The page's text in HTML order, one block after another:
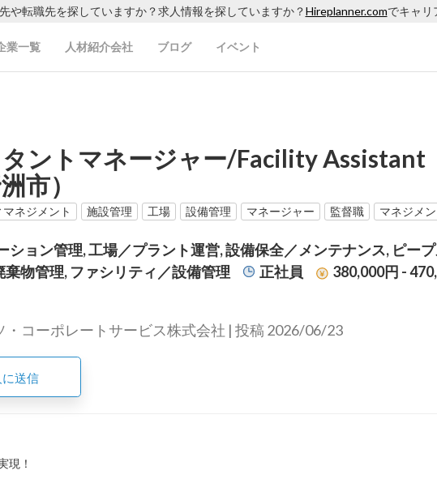
や転職先を探していますか？求人情報を探していますか？Hireplanner.comでキャリ
業一覧 人材紹介会社 ブログ イベント
ントマネージャー/Facility Assistant
市）
ネジメント 施設管理 工場 設備管理 マネージャー 監督職 マネジメン
ション管理, 工場／プラント運営, 設備保全／メンテナンス, ピー
物管理, ファシリティ／設備管理
正社員 380,000円 -
コーポレートサービス株式会社 | 投稿 2026/06/23
送信
現！